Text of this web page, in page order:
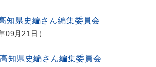
知県史編さん編集委員会
09月21日
知県史編さん編集委員会